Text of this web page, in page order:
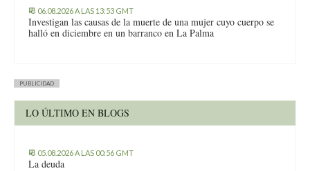
06.08.2026 A LAS 13:53 GMT
Investigan las causas de la muerte de una mujer cuyo cuerpo se
halló en diciembre en un barranco en La Palma
PUBLICIDAD
LO ÚLTIMO EN BLOGS
05.08.2026 A LAS 00:56 GMT
La deuda